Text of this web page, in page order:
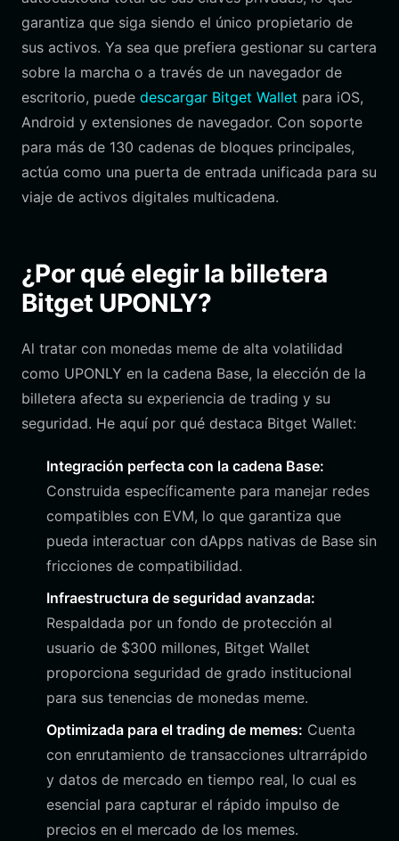
garantiza que siga siendo el único propietario de
sus activos. Ya sea que prefiera gestionar su cartera
sobre la marcha o a través de un navegador de
escritorio, puede descargar Bitget Wallet para iOS,
Android y extensiones de navegador. Con soporte
para más de 130 cadenas de bloques principales,
actúa como una puerta de entrada unificada para su
viaje de activos digitales multicadena.
¿Por qué elegir la billetera
Bitget UPONLY?
Al tratar con monedas meme de alta volatilidad
como UPONLY en la cadena Base, la elección de la
billetera afecta su experiencia de trading y su
seguridad. He aquí por qué destaca Bitget Wallet:
Integración perfecta con la cadena Base:
Construida específicamente para manejar redes
compatibles con EVM, lo que garantiza que
pueda interactuar con dApps nativas de Base sin
fricciones de compatibilidad.
Infraestructura de seguridad avanzada:
Respaldada por un fondo de protección al
usuario de $300 millones, Bitget Wallet
proporciona seguridad de grado institucional
para sus tenencias de monedas meme.
Optimizada para el trading de memes: Cuenta
con enrutamiento de transacciones ultrarrápido
y datos de mercado en tiempo real, lo cual es
esencial para capturar el rápido impulso de
precios en el mercado de los memes.